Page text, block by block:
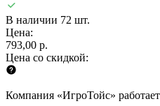
В наличии 72 шт.
Цена:
793,00 р.
Цена со скидкой:
Компания «ИгроТойс»